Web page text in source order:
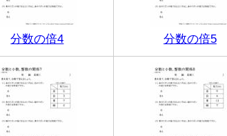
分数の倍4 分数の倍5